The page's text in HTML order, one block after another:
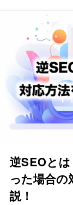
逆SEOと
った場合の
説！